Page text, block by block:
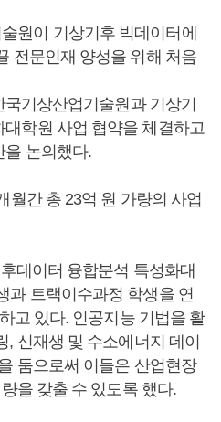
원이 기상기후 빅데이터에
전문인재 양성을 위해 처음
기상산업기술원과 기상기
학원 사업 협약을 체결하고
을 논의했다.
월간 총 23억 원 가량의 사업
데이터 융합분석 특성화대
과 트랙이수과정 학생을 연
고 있다. 인공지능 기법을 활
신재생 및 수소에너지 데이
둠으로써 이들은 산업현장
을 갖출 수 있도록 했다.